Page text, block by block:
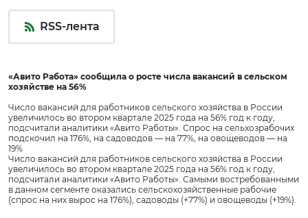
«Авито Работа» сообщила о росте числа вакансий в сельском
хозяйстве на 56%
Число вакансий для работников сельского хозяйства в России
увеличилось во втором квартале 2025 года на 56% год к году,
подсчитали аналитики «Авито Работы». Спрос на сельхозрабочих
подскочил на 176%, на садоводов — на 77%, на овощеводов — на
19%
Число вакансий для работников сельского хозяйства в России
увеличилось во втором квартале 2025 года на 56% год к году,
подсчитали аналитики «Авито Работы». Самыми востребованными
в данном сегменте оказались сельскохозяйственные рабочие
(спрос на них вырос на 176%), садоводы (+77%) и овощеводы (+19%).
RSS-лента